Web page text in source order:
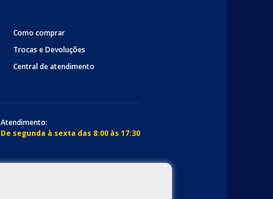
Como comprar
Trocas e Devoluções
Central de atendimento
Atendimento:
De segunda à sexta das 8:00 às 17:30